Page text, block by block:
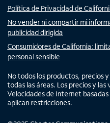
Política de Privacidad de
No vender ni compartir mi
publicidad dirigida
Consumidores de California:
personal sensible
No todos los productos, precios
todas las áreas. Los precios y
Velocidades de Internet
aplican restricciones.